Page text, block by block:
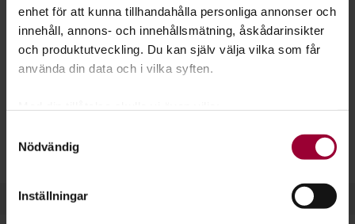
enhet för att kunna tillhandahålla personliga annonser och
innehåll, annons- och innehållsmätning, åskådarinsikter
och produktutveckling. Du kan själv välja vilka som får
använda din data och i vilka syften.
som kan ha en noggrannhet på upp till flera meter
Ta reda på mer om hur dina personliga uppgifter
Nödvändig
Inställningar
Som basist spelar du sällan mer än en ton i taget. Basen är
inget typiskt soloinstrument utan kommer främst till sin
rätt ihop med andra instrument.
Läs gärna mer om att spela bas på vår sajt Musikakuten.